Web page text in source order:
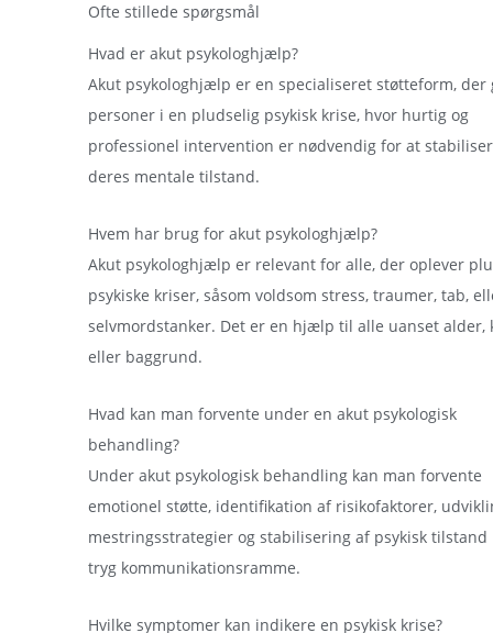
Ofte stillede spørgsmål
Hvad er akut psykologhjælp?
Akut psykologhjælp er en specialiseret støtteform, der
personer i en pludselig psykisk krise, hvor hurtig og
professionel intervention er nødvendig for at
deres mentale tilstand.
Hvem har brug for akut psykologhjælp?
Akut psykologhjælp er relevant for alle, der oplever
psykiske kriser, såsom voldsom stress, traumer, tab,
selvmordstanker. Det er en hjælp til alle uanset alder,
eller baggrund.
Hvad kan man forvente under en akut psykologisk
behandling?
Under akut psykologisk behandling kan man forvente
emotionel støtte, identifikation af risikofaktorer,
mestringsstrategier og stabilisering af psykisk tilstand
tryg kommunikationsramme.
Hvilke symptomer kan indikere en psykisk krise?